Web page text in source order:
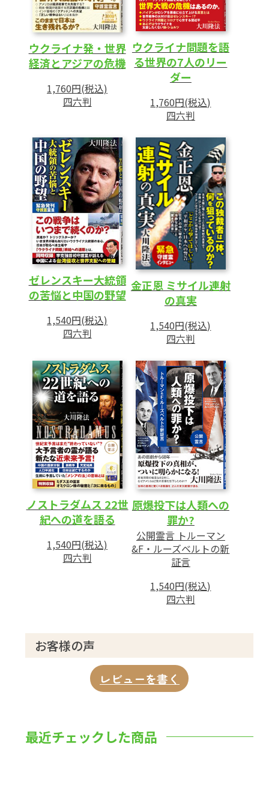
ウクライナ発・世界
経済とアジアの危機
1,760円(税込)
四六判
ウクライナ問題を語
る世界の7人のリー
ダー
1,760円(税込)
四六判
ゼレンスキー大統領
の苦悩と中国の野望
1,540円(税込)
四六判
金正恩 ミサイル連射
の真実
1,540円(税込)
四六判
ノストラダムス 22世
紀への道を語る
1,540円(税込)
四六判
原爆投下は人類への
罪か?
公開霊言 トルーマン
&F・ルーズベルトの新
証言
1,540円(税込)
四六判
お客様の声
レビューを書く
最近チェックした商品